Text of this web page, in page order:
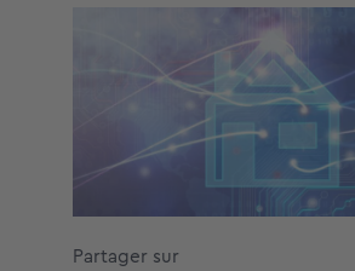
Partager sur